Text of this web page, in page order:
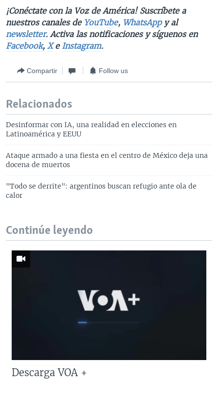
¡Conéctate con la Voz de América! Suscríbete a
nuestros canales deYouTube, WhatsAppy al
newsletter. Activa las notificaciones y síguenos en
Facebook, Xe Instagram.
Compartir Follow us
Relacionados
Desinformar con IA, una realidad en elecciones en
Latinoamérica y EEUU
Ataque armado a una fiesta en el centro de México deja una
docena de muertos
"Todo se derrite": argentinos buscan refugio ante ola de
calor
Continúe leyendo
Descarga VOA +